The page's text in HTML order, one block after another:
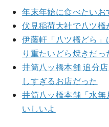
年末年始に食べたいお
伏見稲荷大社で八ツ
伊藤軒「八ツ橋どら
り重たいどら焼きだっ
井筒八ッ橋本舗 追分
しすぎるお店だった
井筒八ッ橋本舗「水
いしいよ